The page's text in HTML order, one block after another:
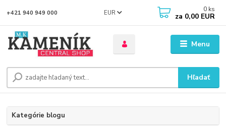
Menu
EUR
Hľadať
+421 940 949 000 0 ks
za 0,00 EUR
Kategórie blogu